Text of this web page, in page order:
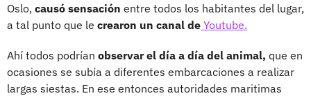
Oslo, causó sensación entre todos los habitantes del lugar,
a tal punto que le crearon un canal de Youtube.
Ahí todos podrían observar el día a día del animal, que en
ocasiones se subía a diferentes embarcaciones a realizar
largas siestas. En ese entonces autoridades maritimas